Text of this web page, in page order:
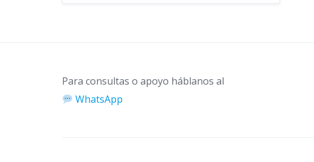
Para consultas o apoyo háblanos al
WhatsApp